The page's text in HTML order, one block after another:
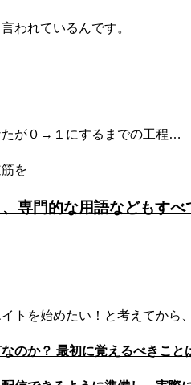
われているんです。
たが０→１にするまでの工程…
を
専門的な用語などもすべ
トを始めたい！と考えてから、
のか？ 最初に覚えるべきこと